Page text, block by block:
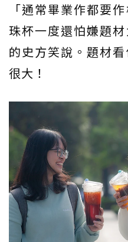
「通常畢業作都要
珠杯一度還怕嫌題
的史方笑說。題材
很大！